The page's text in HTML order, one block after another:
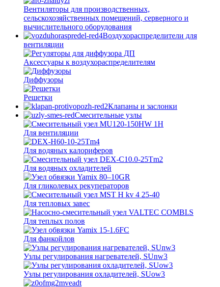
Вентиляторы для производственных,
сельскохозяйственных помещений, серверного и
вычислительного оборудования
Воздухораспределители для
вентиляции
Аксессуары к воздухораспределителям
Диффузоры
Решетки
Клапаны и заслонки
Смесительные узлы
Для вентиляции
Для водяных калориферов
Для водяных охладителей
Для гликолевых рекуператоров
Для тепловых завес
Для теплых полов
Для фанкойлов
Узлы регулирования нагревателей, SUnw3
Узлы регулирования охладителей, SUow3